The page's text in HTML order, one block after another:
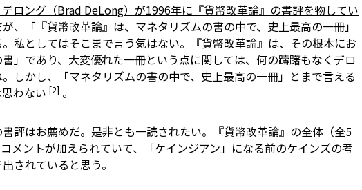
ロング（Brad DeLong）が1996年に『貨幣改革論』の書評を物してい
、「『貨幣改革論』は、マネタリズムの書の中で、史上最高の一冊」
私としてはそこまで言う気はない。『貨幣改革論』は、その根本にお
」であり、大変優れた一冊という点に関しては、何の躊躇もなくデロ
しかし、「マネタリズムの書の中で、史上最高の一冊」とまで言える
わない [2] 。
評はお薦めだ。是非とも一読されたい。『貨幣改革論』の全体（全5
メントが加えられていて、「ケインジアン」になる前のケインズの考
されていると思う。